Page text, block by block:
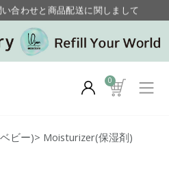
い合わせと商品配送に関しまして
る！ “月のポイントアップデー”
0
ビー)> Moisturizer(保湿剤)